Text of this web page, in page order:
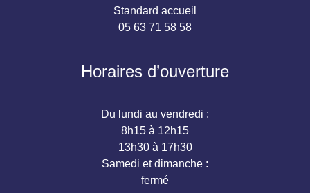
Standard accueil
05 63 71 58 58
Horaires d’ouverture
Du lundi au vendredi :
8h15 à 12h15
13h30 à 17h30
Samedi et dimanche :
fermé